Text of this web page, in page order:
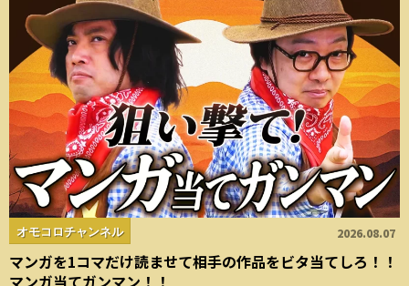
オモコロチャンネル 2026.08.07
マンガを1コマだけ読ませて相手の作品をビタ当てしろ！！
マンガ当てガンマン！！